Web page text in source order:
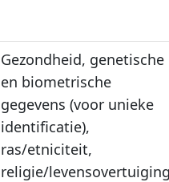
Gezondheid, genetische
en biometrische
gegevens (voor unieke
identificatie),
ras/etniciteit,
religie/